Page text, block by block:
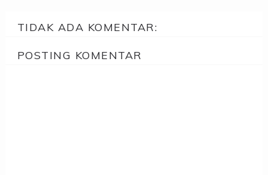
TIDAK ADA KOMENTAR:
POSTING KOMENTAR